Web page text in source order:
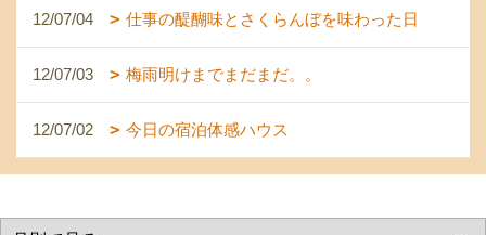
12/07/04 仕事の醍醐味とさくらんぼを味わった日
12/07/03 梅雨明けまでまだまだ。。
12/07/02 今日の宿泊体感ハウス